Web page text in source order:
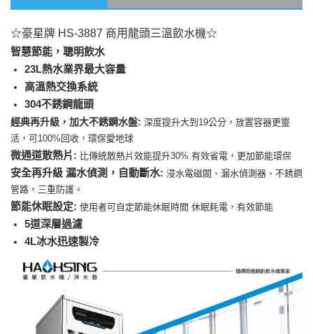
☆豪星牌 HS-3887 商用龍頭三溫飲水機☆
智慧節能，聰明飲水
23L熱水業界最大容量
高溫熱交換系統
304不銹鋼龍頭
經典再升級，加大不銹鋼水盤: 深度提升大到19公分，放置容器更靈
活，可100%回收，環保愛地球
微通道散熱片: 比傳統散熱片效能提升30% 有效省電，更加節能環保
安全再升級 漏水偵測，自動斷水: 浸水電磁閥、漏水偵測器、不銹鋼
管路，三重防護。
節能休眠設定: 使用者可自定節能休眠時間 休眠耗電，有效節能
5道深層過濾
4L冰水迅速製冷